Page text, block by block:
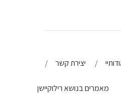
יצירת קשר
מאמרים בנושא רילוקיישן